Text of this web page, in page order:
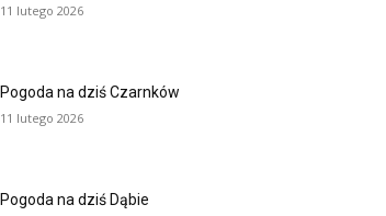
11 lutego 2026
Pogoda na dziś Czarnków
11 lutego 2026
Pogoda na dziś Dąbie